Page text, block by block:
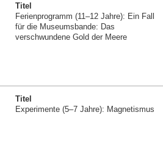
Titel
Ferienprogramm (11–12 Jahre): Ein Fall
für die Museumsbande: Das
verschwundene Gold der Meere
Titel
Experimente (5–7 Jahre): Magnetismus